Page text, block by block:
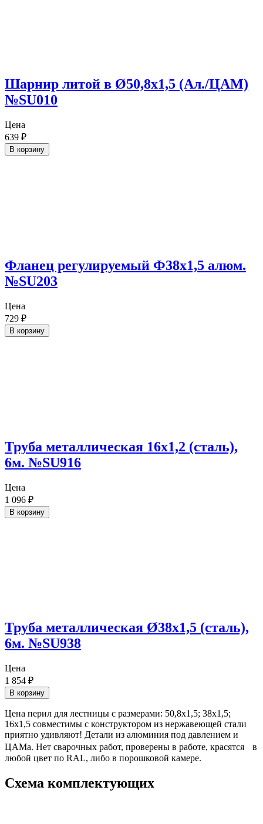
Шарнир литой в Ø50,8х1,5 (Ал./ЦАМ)
№SU010
Цена
639 ₽
В корзину
Фланец регулируемый Ф38х1,5 алюм.
№SU203
Цена
729 ₽
В корзину
Труба металлическая 16х1,2 (сталь),
6м. №SU916
Цена
1 096 ₽
В корзину
Труба металлическая Ø38х1,5 (сталь),
6м. №SU938
Цена
1 854 ₽
В корзину
Цена перил для лестницы с размерами: 50,8х1,5; 38х1,5;
16х1,5 совместимы с конструктором из нержавеющей стали
приятно удивляют! Детали из алюминия под давлением и
ЦАМа. Нет сварочных работ, проверены в работе, красятся в
любой цвет по RAL, либо в порошковой камере.
Схема комплектующих